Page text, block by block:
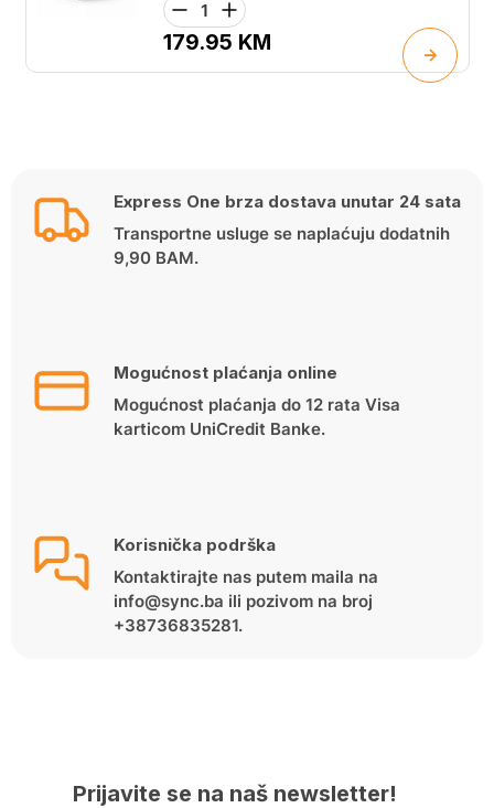
179.95 KM
Express One brza dostava unutar 24 sata
Transportne usluge se naplaćuju dodatnih
9,90 BAM.
Mogućnost plaćanja online
Mogućnost plaćanja do 12 rata Visa
karticom UniCredit Banke.
Korisnička podrška
Kontaktirajte nas putem maila na
info@sync.ba ili pozivom na broj
+38736835281.
Prijavite se na naš newsletter!